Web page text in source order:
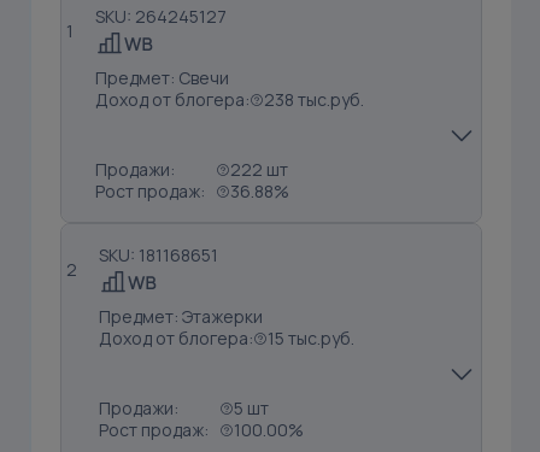
1
SKU: 264245127
Предмет: Свечи
Доход от блогера:
238 тыс.руб.
Продажи:
222 шт
Рост продаж:
36.88%
2
SKU: 181168651
Предмет: Этажерки
Доход от блогера:
15 тыс.руб.
Продажи:
5 шт
Рост продаж:
100.00%